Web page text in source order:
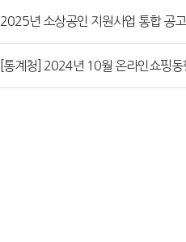
2025년 소상공인 지원사업 통합 공고
[통계청] 2024년 10월 온라인쇼핑동